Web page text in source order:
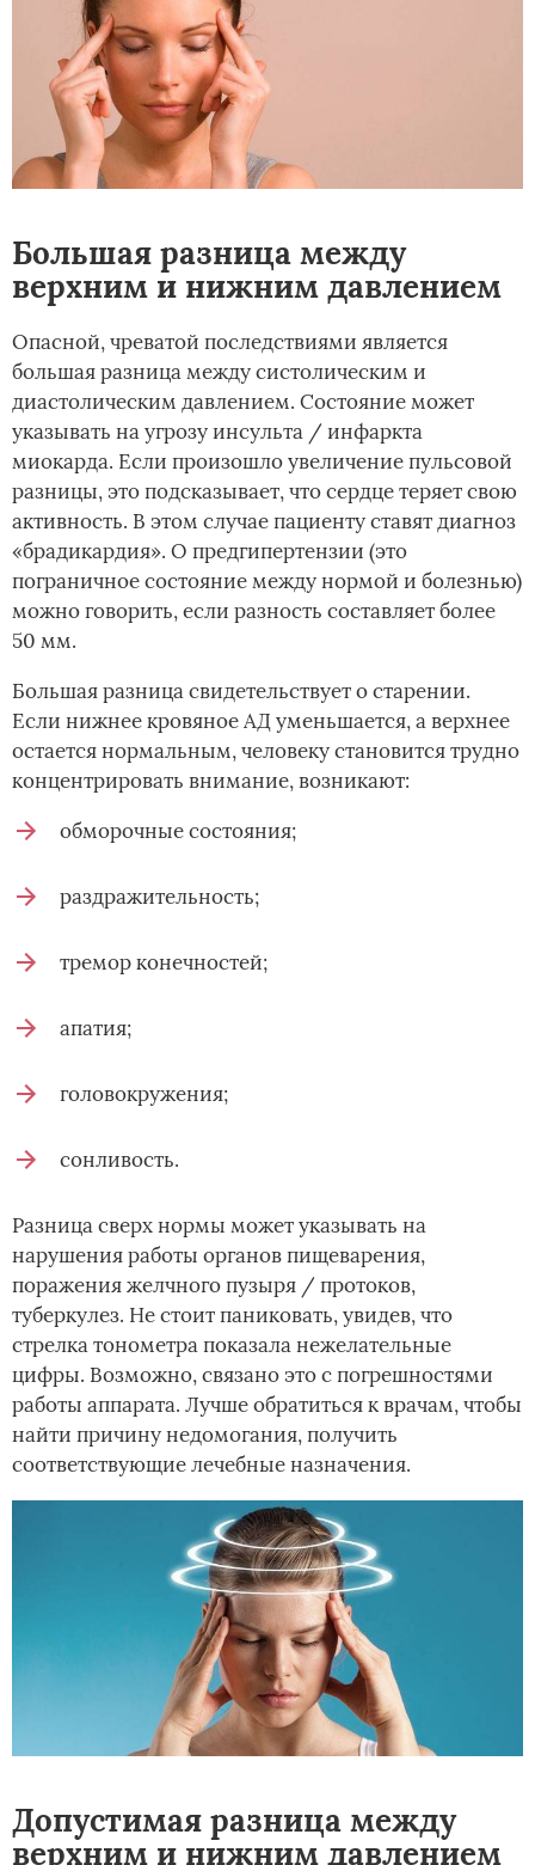
Большая разница между
верхним и нижним давлением
Опасной, чреватой последствиями является
большая разница между систолическим и
диастолическим давлением. Состояние может
указывать на угрозу инсульта / инфаркта
миокарда. Если произошло увеличение пульсовой
разницы, это подсказывает, что сердце теряет свою
активность. В этом случае пациенту ставят диагноз
«брадикардия». О предгипертензии (это
пограничное состояние между нормой и болезнью)
можно говорить, если разность составляет более
50 мм.
Большая разница свидетельствует о старении.
Если нижнее кровяное АД уменьшается, а верхнее
остается нормальным, человеку становится трудно
концентрировать внимание, возникают:
обморочные состояния;
раздражительность;
тремор конечностей;
апатия;
головокружения;
сонливость.
Разница сверх нормы может указывать на
нарушения работы органов пищеварения,
поражения желчного пузыря / протоков,
туберкулез. Не стоит паниковать, увидев, что
стрелка тонометра показала нежелательные
цифры. Возможно, связано это с погрешностями
работы аппарата. Лучше обратиться к врачам, чтобы
найти причину недомогания, получить
соответствующие лечебные назначения.
Допустимая разница между
верхним и нижним давлением